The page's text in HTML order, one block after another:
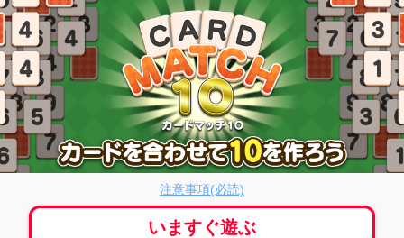
ドマッチ10
注意事項(必読)
いますぐ遊ぶ